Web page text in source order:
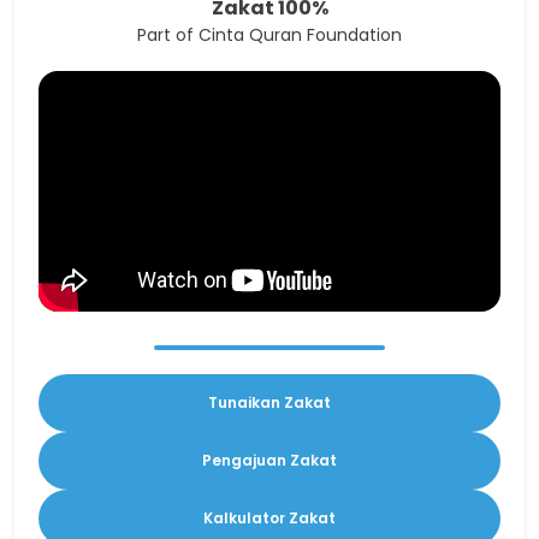
Zakat 100%
Part of Cinta Quran Foundation
Tunaikan Zakat
Pengajuan Zakat
Kalkulator Zakat